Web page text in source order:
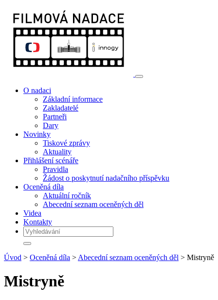
O nadaci
Základní informace
Zakladatelé
Partneři
Dary
Novinky
Tiskové zprávy
Aktuality
Přihlášení scénáře
Pravidla
Žádost o poskytnutí nadačního příspěvku
Oceněná díla
Aktuální ročník
Abecední seznam oceněných děl
Videa
Kontakty
Úvod > Oceněná díla > Abecední seznam oceněných děl > Mistryně
Mistryně